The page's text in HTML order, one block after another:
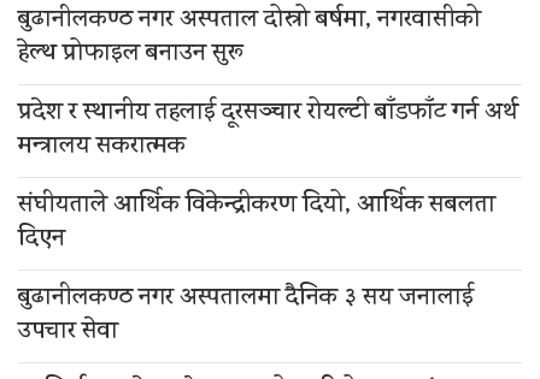
बुढानीलकण्ठ नगर अस्पताल दोस्रो बर्षमा, नगरवासीको
हेल्थ प्रोफाइल बनाउन सुरू
प्रदेश र स्थानीय तहलाई दूरसञ्चार रोयल्टी बाँडफाँट गर्न अर्थ
मन्त्रालय सकरात्मक
संघीयताले आर्थिक विकेन्द्रीकरण दियो, आर्थिक सबलता
दिएन
बुढानीलकण्ठ नगर अस्पतालमा दैनिक ३ सय जनालाई
उपचार सेवा